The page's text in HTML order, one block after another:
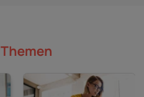
Themen